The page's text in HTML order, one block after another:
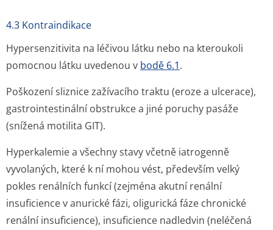
4.3 Kontraindikace
Hypersenzitivita na léčivou látku nebo na kteroukoli
pomocnou látku uvedenou v bodě 6.1.
Poškození sliznice zažívacího traktu (eroze a ulcerace),
gastrointestinální obstrukce a jiné poruchy pasáže
(snížená motilita GIT).
Hyperkalemie a všechny stavy včetně iatrogenně
vyvolaných, které k ní mohou vést, především velký
pokles renálních funkcí (zejména akutní renální
insuficience v anurické fázi, oligurická fáze chronické
renální insuficience), insuficience nadledvin (neléčená